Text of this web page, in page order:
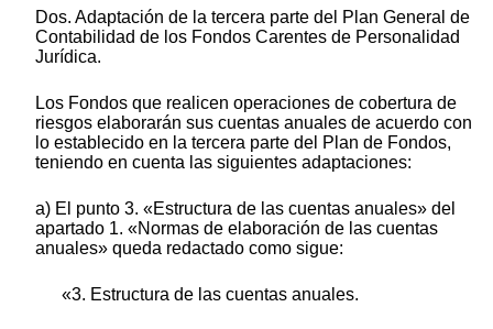
Dos. Adaptación de la tercera parte del Plan General de
Contabilidad de los Fondos Carentes de Personalidad
Jurídica.
Los Fondos que realicen operaciones de cobertura de
riesgos elaborarán sus cuentas anuales de acuerdo con
lo establecido en la tercera parte del Plan de Fondos,
teniendo en cuenta las siguientes adaptaciones:
a) El punto 3. «Estructura de las cuentas anuales» del
apartado 1. «Normas de elaboración de las cuentas
anuales» queda redactado como sigue:
«3. Estructura de las cuentas anuales.